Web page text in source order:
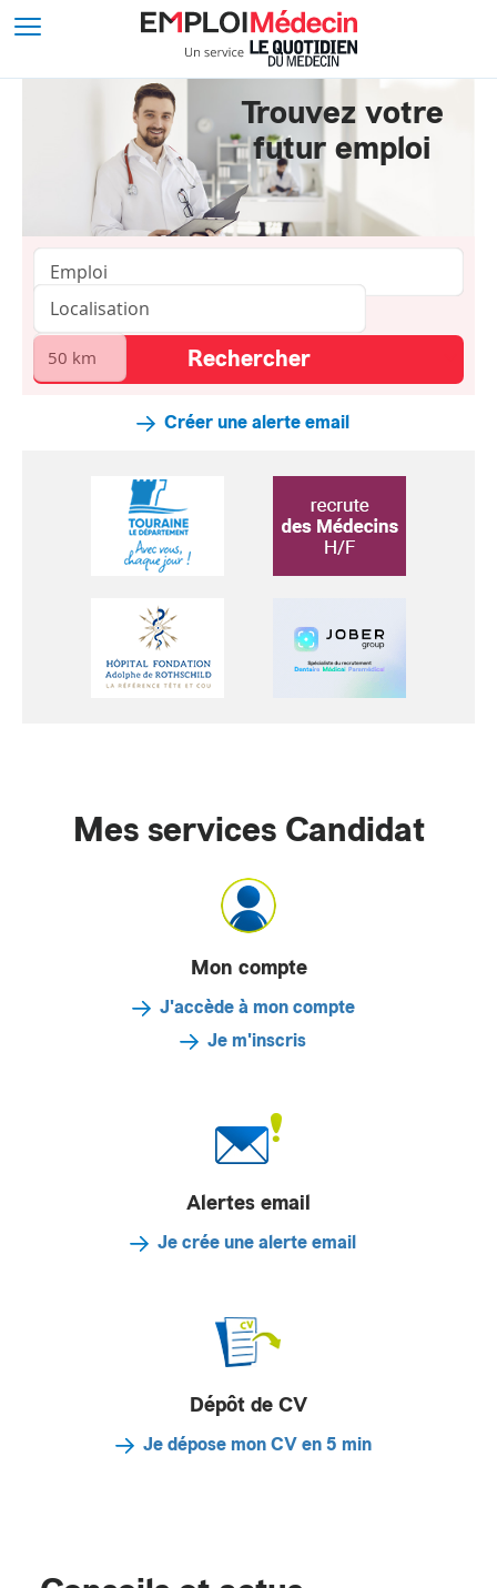
Trouvez votre
futur emploi
Créer une alerte email
Mes services Candidat
Mon compte
J'accède à mon compte
Je m'inscris
Alertes email
Je crée une alerte email
Dépôt de CV
Je dépose mon CV en 5 min